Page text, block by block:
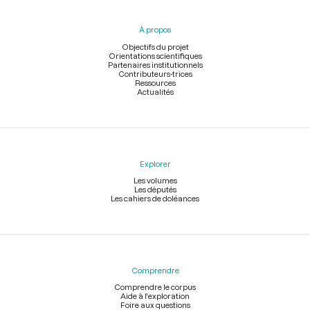
À propos
Objectifs du projet
Orientations scientifiques
Partenaires institutionnels
Contributeurs-trices
Ressources
Actualités
Explorer
Les volumes
Les députés
Les cahiers de doléances
Comprendre
Comprendre le corpus
Aide à l'exploration
Foire aux questions